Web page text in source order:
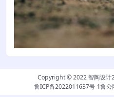
Copyright © 2022智陶设计
鲁ICP备2022011637号-1鲁公